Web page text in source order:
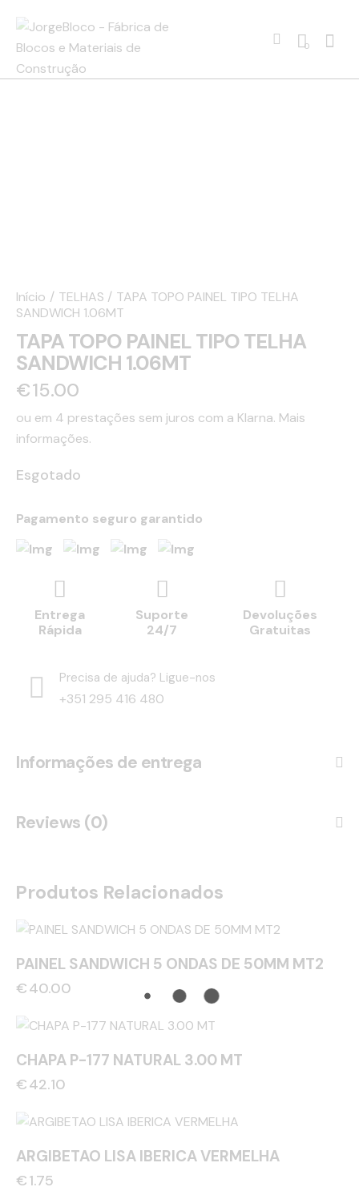
0
Início TELHAS
TAPA TOPO PAINEL TIPO TELHA
SANDWICH 1.06MT
TAPA TOPO PAINEL TIPO TELHA
SANDWICH 1.06MT
€15.00
ou em 4 prestações sem juros com a Klarna. Mais
informações.
Esgotado
Pagamento seguro garantido
Entrega
Rápida
Suporte
24/7
Devoluções
Gratuitas
Precisa de ajuda? Ligue-nos
+351 295 416 480
Informações de entrega
Reviews (0)
Produtos Relacionados
PAINEL SANDWICH 5 ONDAS DE 50MM MT2
€40.00
CHAPA P-177 NATURAL 3.00 MT
€42.10
ARGIBETAO LISA IBERICA VERMELHA
€1.75